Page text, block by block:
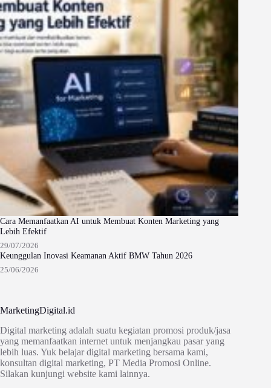
Cara Memanfaatkan AI untuk Membuat Konten Marketing yang
Lebih Efektif
29/07/2026
Keunggulan Inovasi Keamanan Aktif BMW Tahun 2026
25/06/2026
MarketingDigital.id
Digital marketing adalah suatu kegiatan promosi produk/jasa
yang memanfaatkan internet untuk menjangkau pasar yang
lebih luas. Yuk belajar digital marketing bersama kami,
konsultan digital marketing, PT Media Promosi Online.
Silakan kunjungi website kami lainnya.